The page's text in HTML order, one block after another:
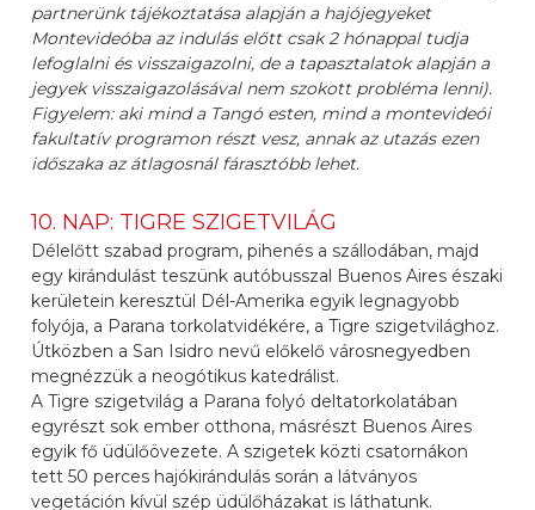
partnerünk tájékoztatása alapján a hajójegyeket
Montevideóba az indulás előtt csak 2 hónappal tudja
lefoglalni és visszaigazolni, de a tapasztalatok alapján a
jegyek visszaigazolásával nem szokott probléma lenni).
Figyelem: aki mind a Tangó esten, mind a montevideói
fakultatív programon részt vesz, annak az utazás ezen
időszaka az átlagosnál fárasztóbb lehet.
10. NAP: TIGRE SZIGETVILÁG
Délelőtt szabad program, pihenés a szállodában, majd
egy kirándulást teszünk autóbusszal Buenos Aires északi
kerületein keresztül Dél-Amerika egyik legnagyobb
folyója, a Parana torkolatvidékére, a Tigre szigetvilághoz.
Útközben a San Isidro nevű előkelő városnegyedben
megnézzük a neogótikus katedrálist.
A Tigre szigetvilág a Parana folyó deltatorkolatában
egyrészt sok ember otthona, másrészt Buenos Aires
egyik fő üdülőövezete. A szigetek közti csatornákon
tett 50 perces hajókirándulás során a látványos
vegetáción kívül szép üdülőházakat is láthatunk.